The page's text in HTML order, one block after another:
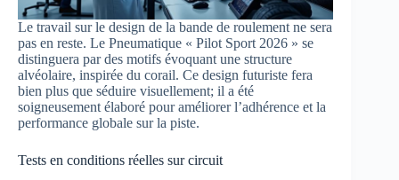
Le travail sur le design de la bande de roulement ne sera
pas en reste. Le Pneumatique « Pilot Sport 2026 » se
distinguera par des motifs évoquant une structure
alvéolaire, inspirée du corail. Ce design futuriste fera
bien plus que séduire visuellement; il a été
soigneusement élaboré pour améliorer l’adhérence et la
performance globale sur la piste.
Tests en conditions réelles sur circuit